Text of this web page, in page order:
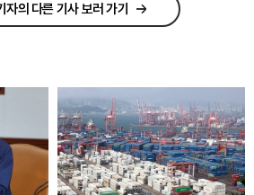
자의 다른 기사 보러 가기